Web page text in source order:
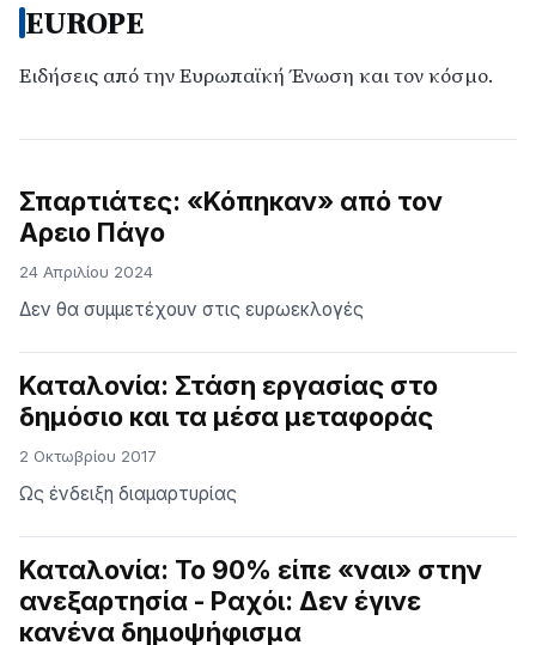
EUROPE
Ειδήσεις από την Ευρωπαϊκή Ένωση και τον κόσμο.
Σπαρτιάτες: «Κόπηκαν» από τον
Αρειο Πάγο
24 Απριλίου 2024
Δεν θα συμμετέχουν στις ευρωεκλογές
Καταλονία: Στάση εργασίας στο
δημόσιο και τα μέσα μεταφοράς
2 Οκτωβρίου 2017
Ως ένδειξη διαμαρτυρίας
Καταλονία: Το 90% είπε «ναι» στην
ανεξαρτησία - Ραχόι: Δεν έγινε
κανένα δημοψήφισμα